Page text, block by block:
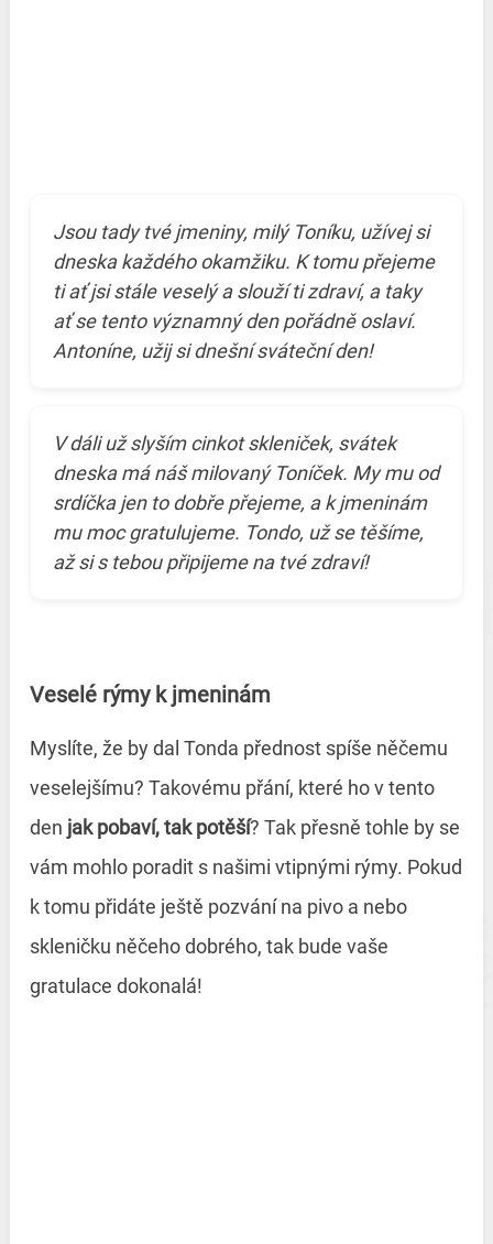
Jsou tady tvé jmeniny, milý Toníku, užívej si
dneska každého okamžiku. K tomu přejeme
ti ať jsi stále veselý a slouží ti zdraví, a taky
ať se tento významný den pořádně oslaví.
Antoníne, užij si dnešní sváteční den!
V dáli už slyším cinkot skleniček, svátek
dneska má náš milovaný Toníček. My mu od
srdíčka jen to dobře přejeme, a k jmeninám
mu moc gratulujeme. Tondo, už se těšíme,
až si s tebou připijeme na tvé zdraví!
Veselé rýmy k jmeninám
Myslíte, že by dal Tonda přednost spíše něčemu
veselejšímu? Takovému přání, které ho v tento
den jak pobaví, tak potěší? Tak přesně tohle by se
vám mohlo poradit s našimi vtipnými rýmy. Pokud
k tomu přidáte ještě pozvání na pivo a nebo
skleničku něčeho dobrého, tak bude vaše
gratulace dokonalá!